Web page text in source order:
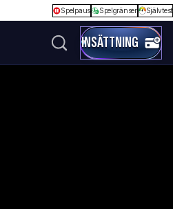
Spelpaus Spelgränser Självtest
INSÄTTNING